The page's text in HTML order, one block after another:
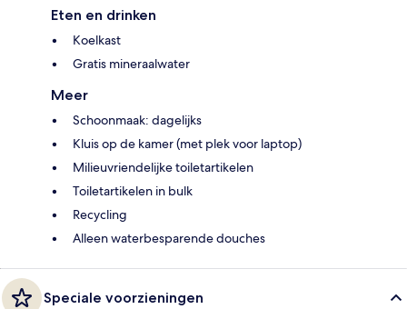
Eten en drinken
Koelkast
Gratis mineraalwater
Meer
Schoonmaak: dagelijks
Kluis op de kamer (met plek voor laptop)
Milieuvriendelijke toiletartikelen
Toiletartikelen in bulk
Recycling
Alleen waterbesparende douches
Speciale voorzieningen